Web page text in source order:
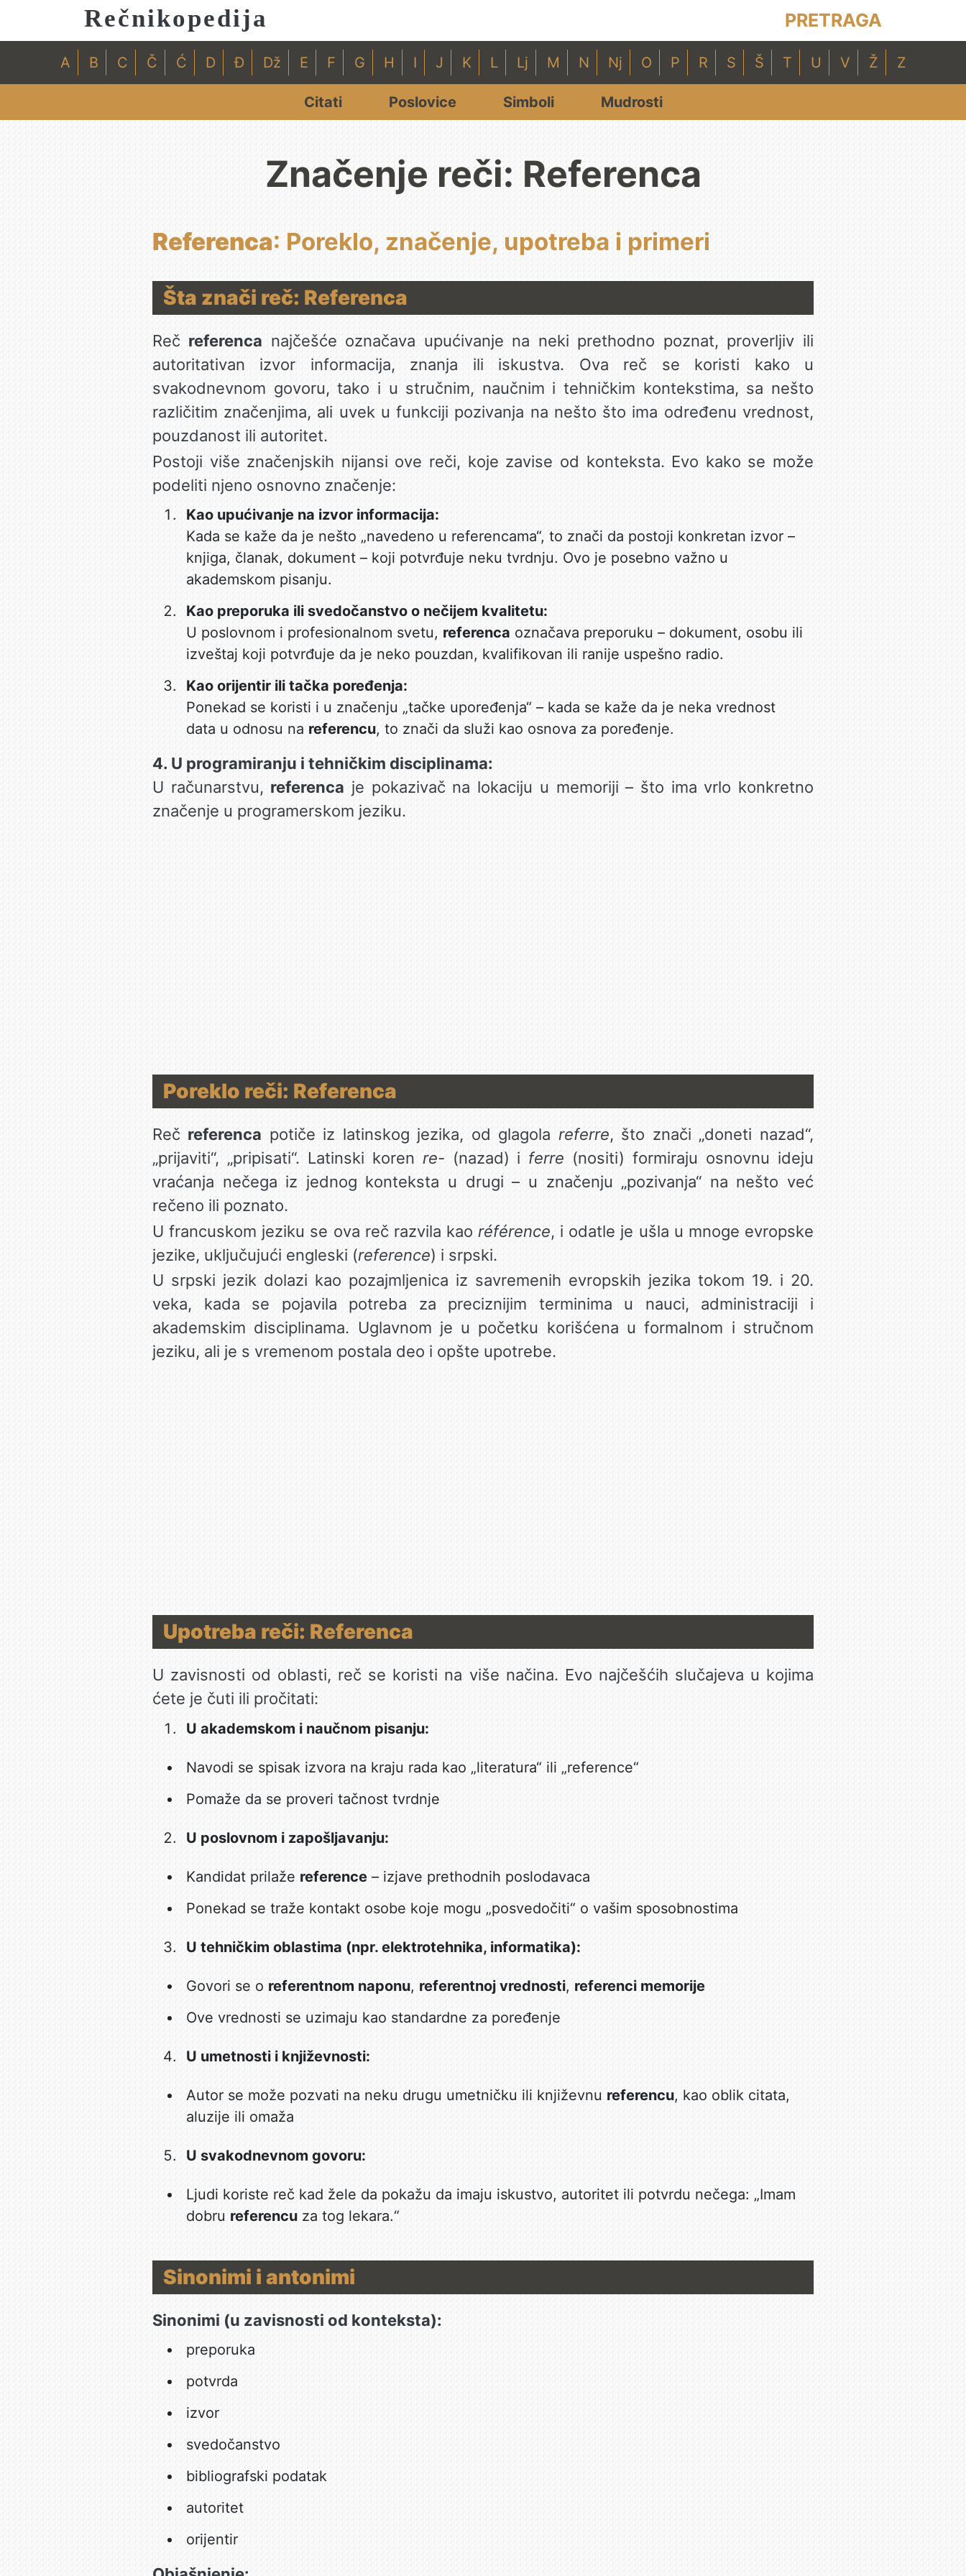
Rečnikopedija PRETRAGA
A B C Č Ć D Đ Dž E F G H I J K L Lj M N Nj O P R S Š T U V Ž Z
Citati Poslovice Simboli Mudrosti
Značenje reči: Referenca
Referenca: Poreklo, značenje, upotreba i primeri
Šta znači reč: Referenca
Rečreferenca najčešće označava upućivanje na neki prethodno poznat, proverljiv ili
autoritativan izvor informacija, znanja ili iskustva. Ova reč se koristi kako u
svakodnevnom govoru, tako i u stručnim, naučnim i tehničkim kontekstima, sa nešto
različitim značenjima, ali uvek u funkciji pozivanja na nešto što ima određenu vrednost,
pouzdanost ili autoritet.
Postoji više značenjskih nijansi ove reči, koje zavise od konteksta. Evo kako se može
podeliti njeno osnovno značenje:
Kao upućivanje na izvor informacija:
Kada se kaže da je nešto „navedeno u referencama“, to znači da postoji konkretan izvor –
knjiga, članak, dokument – koji potvrđuje neku tvrdnju. Ovo je posebno važno u
akademskom pisanju.
Kao preporuka ili svedočanstvo o nečijem kvalitetu:
U poslovnom i profesionalnom svetu,referenca označava preporuku – dokument, osobu ili
izveštaj koji potvrđuje da je neko pouzdan, kvalifikovan ili ranije uspešno radio.
Kao orijentir ili tačka poređenja:
Ponekad se koristi i u značenju „tačke upoređenja“ – kada se kaže da je neka vrednost
data u odnosu nareferencu, to znači da služi kao osnova za poređenje.
4. U programiranju i tehničkim disciplinama:
U računarstvu,referenca je pokazivač na lokaciju u memoriji – što ima vrlo konkretno
značenje u programerskom jeziku.
Poreklo reči: Referenca
Rečreferencapotiče iz latinskog jezika, od glagolareferre, što znači „doneti nazad“,
„prijaviti“, „pripisati“. Latinski koren re-(nazad) iferre(nositi) formiraju osnovnu ideju
vraćanja nečega iz jednog konteksta u drugi – u značenju „pozivanja“ na nešto već
rečeno ili poznato.
U francuskom jeziku se ova reč razvila kaoréférence, i odatle je ušla u mnoge evropske
jezike, uključujući engleski (reference) i srpski.
U srpski jezik dolazi kao pozajmljenica iz savremenih evropskih jezika tokom 19. i 20.
veka, kada se pojavila potreba za preciznijim terminima u nauci, administraciji i
akademskim disciplinama. Uglavnom je u početku korišćena u formalnom i stručnom
jeziku, ali je s vremenom postala deo i opšte upotrebe.
Upotreba reči: Referenca
U zavisnosti od oblasti, reč se koristi na više načina. Evo najčešćih slučajeva u kojima
ćete je čuti ili pročitati:
U akademskom i naučnom pisanju:
Navodi se spisak izvora na kraju rada kao „literatura“ ili „reference“
Pomaže da se proveri tačnost tvrdnje
U poslovnom i zapošljavanju:
Kandidat prilaže reference– izjave prethodnih poslodavaca
Ponekad se traže kontakt osobe koje mogu „posvedočiti“ o vašim sposobnostima
U tehničkim oblastima (npr. elektrotehnika, informatika):
Govori se oreferentnom naponu,referentnoj vrednosti,referenci memorije
Ove vrednosti se uzimaju kao standardne za poređenje
U umetnosti i književnosti:
Autor se može pozvati na neku drugu umetničku ili književnu referencu, kao oblik citata,
aluzije ili omaža
U svakodnevnom govoru:
Ljudi koriste reč kad žele da pokažu da imaju iskustvo, autoritet ili potvrdu nečega: „Imam
dobrureferencuza tog lekara.“
Sinonimi i antonimi
Sinonimi (u zavisnosti od konteksta):
preporuka
potvrda
izvor
svedočanstvo
bibliografski podatak
autoritet
orijentir